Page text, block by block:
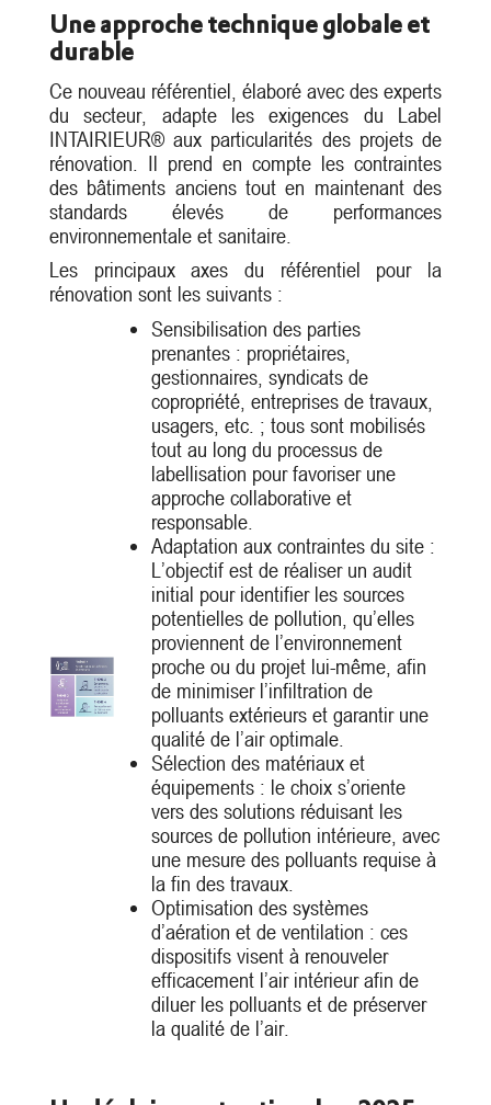
Une approche technique globale et
durable
Ce nouveau référentiel, élaboré avec des experts
du secteur, adapte les exigences du Label
INTAIRIEUR® aux particularités des projets de
rénovation. Il prend en compte les contraintes
des bâtiments anciens tout en maintenant des
standards élevés de performances
environnementale et sanitaire.
Les principaux axes du référentiel pour la
rénovation sont les suivants :
Sensibilisation des parties
prenantes : propriétaires,
gestionnaires, syndicats de
copropriété, entreprises de travaux,
usagers, etc. ; tous sont mobilisés
tout au long du processus de
labellisation pour favoriser une
approche collaborative et
responsable.
Adaptation aux contraintes du site :
L’objectif est de réaliser un audit
initial pour identifier les sources
potentielles de pollution, qu’elles
proviennent de l’environnement
proche ou du projet lui-même, afin
de minimiser l’infiltration de
polluants extérieurs et garantir une
qualité de l’air optimale.
Sélection des matériaux et
équipements : le choix s’oriente
vers des solutions réduisant les
sources de pollution intérieure, avec
une mesure des polluants requise à
la fin des travaux.
Optimisation des systèmes
d’aération et de ventilation : ces
dispositifs visent à renouveler
efficacement l’air intérieur afin de
diluer les polluants et de préserver
la qualité de l’air.